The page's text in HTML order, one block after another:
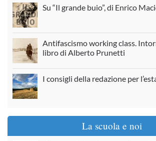
Su “Il grande buio”, di Enrico
Antifascismo working class.
libro di Alberto Prunetti
I consigli della redazione per
La scuola e noi